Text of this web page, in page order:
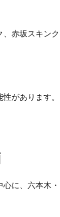
赤坂スキンク
があります。
に、六本木・